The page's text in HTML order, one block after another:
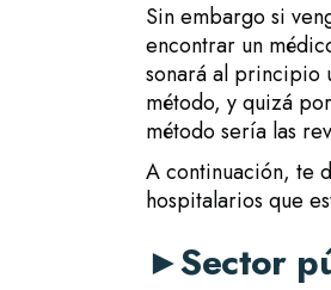
Sin embargo si
encontrar un
sonará al principio
método, y quizá
método sería las
A continuación, te
hospitalarios que
►Sector